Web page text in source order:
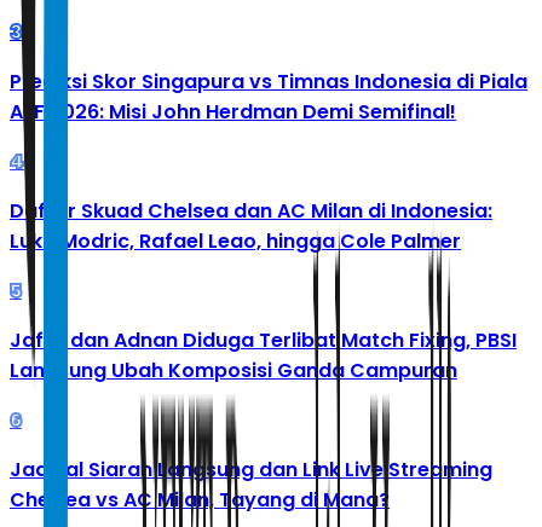
3
Prediksi Skor Singapura vs Timnas Indonesia di Piala
AFF 2026: Misi John Herdman Demi Semifinal!
4
Daftar Skuad Chelsea dan AC Milan di Indonesia:
Luka Modric, Rafael Leao, hingga Cole Palmer
5
Jafar dan Adnan Diduga Terlibat Match Fixing, PBSI
Langsung Ubah Komposisi Ganda Campuran
6
Jadwal Siaran Langsung dan Link Live Streaming
Chelsea vs AC Milan, Tayang di Mana?